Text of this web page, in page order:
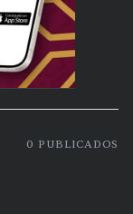
0 PUBLICADOS